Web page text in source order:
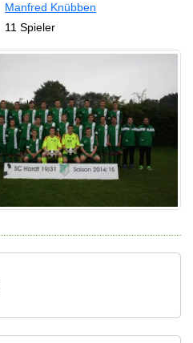
Manfred Knübben
11 Spieler